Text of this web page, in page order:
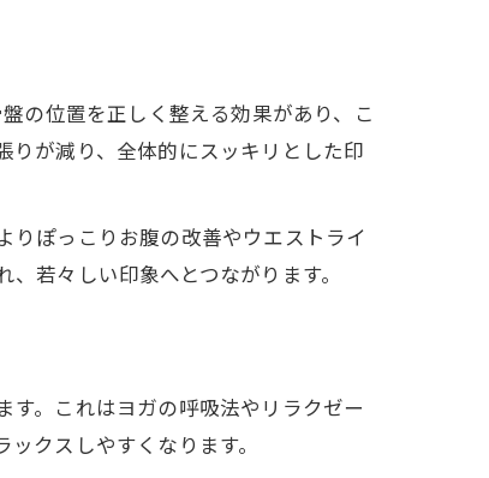
の位置を正しく整える効果があり、こ
が減り、全体的にスッキリとした印
りぽっこりお腹の改善やウエストライ
若々しい印象へとつながります。
。これはヨガの呼吸法やリラクゼー
クスしやすくなります。